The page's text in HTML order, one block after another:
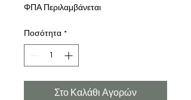
ΦΠΑ Περιλαμβάνεται
Ποσότητα *
Στο Καλάθι Αγορών